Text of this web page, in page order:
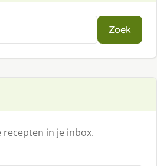
Zoek
recepten in je inbox.